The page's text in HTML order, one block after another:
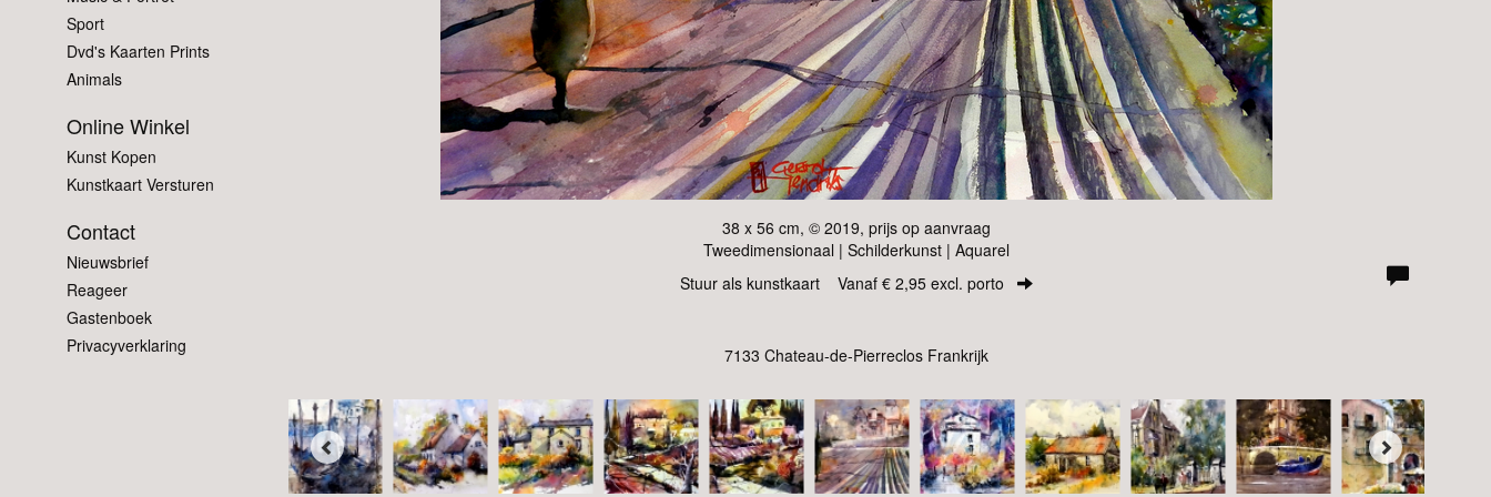
38 x 56 cm, © 2019, prijs op aanvraag
Tweedimensionaal | Schilderkunst | Aquarel
Stuur als kunstkaart Vanaf € 2,95 excl. porto
7133 Chateau-de-Pierreclos Frankrijk
Sport
Dvd's Kaarten Prints
Animals
Online Winkel
Kunst Kopen
Kunstkaart Versturen
Contact
Nieuwsbrief
Reageer
Gastenboek
Privacyverklaring